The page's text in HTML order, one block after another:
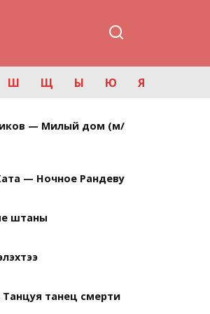
Ш Щ Ы Ю Я
— Милый дом (м/
— Ночное Рандеву
штаны
танец смерти